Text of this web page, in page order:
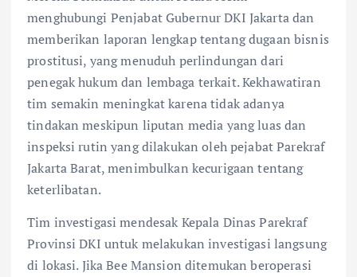
menghubungi Penjabat Gubernur DKI Jakarta dan
memberikan laporan lengkap tentang dugaan bisnis
prostitusi, yang menuduh perlindungan dari
penegak hukum dan lembaga terkait. Kekhawatiran
tim semakin meningkat karena tidak adanya
tindakan meskipun liputan media yang luas dan
inspeksi rutin yang dilakukan oleh pejabat Parekraf
Jakarta Barat, menimbulkan kecurigaan tentang
keterlibatan.
Tim investigasi mendesak Kepala Dinas Parekraf
Provinsi DKI untuk melakukan investigasi langsung
di lokasi. Jika Bee Mansion ditemukan beroperasi